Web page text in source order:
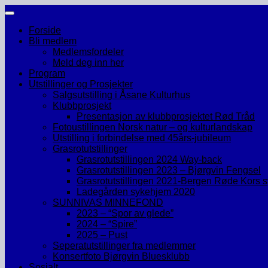
Skip
contentForside
Bli medlem
Medlemsfordeler
Meld deg inn her
Program
Utstillinger og Prosjekter
Salgsutstilling i Åsane Kulturhus
Klubbprosjekt
Presentasjon av klubbprosjektet Rød Tråd
Fotoustillingen Norsk natur – og kulturlandskap
Utstilling i forbindelse med 45års-jubileum
Grasrotutstillinger
Grasrotutstillingen 2024 Way-back
Grasrotutstillingen 2023 – Bjørgvin Fengsel
Grasrotutstillingen 2021-Bergen Røde Kors
Ladegården sykehjem 2020
SUNNIVAS MINNEFOND
2023 – “Spor av glede”
2024 – “Spire”
2025 – Pust
Seperatutstillinger fra medlemmer
Konsertfoto Bjørgvin Bluesklubb